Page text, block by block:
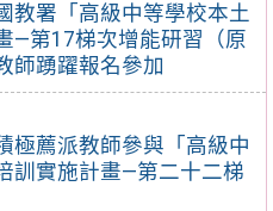
教署「高級中等學校本土
—第17梯次增能研習（原
師踴躍報名參加
極薦派教師參與「高級中
訓實施計畫—第二十二梯